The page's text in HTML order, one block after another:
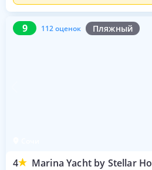
9 112 оценок Пляжный
4 Marina Yacht by Stellar
9 112 оценок